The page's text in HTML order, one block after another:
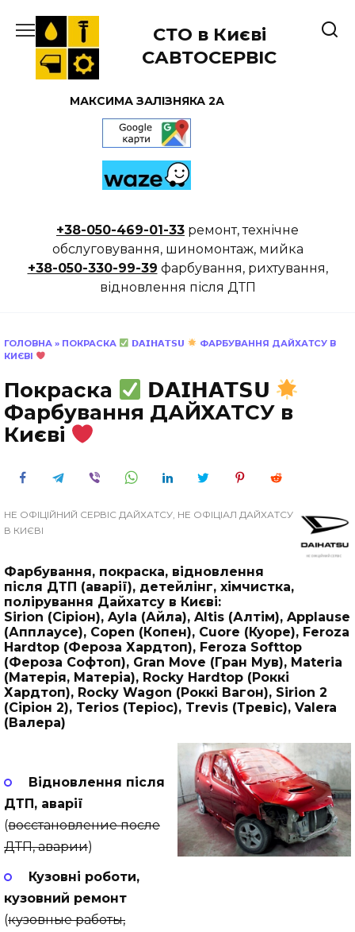
до
вмісту
СТО в Києві
САВТОСЕРВІС
МАКСИМА ЗАЛІЗНЯКА 2А
+38-050-469-01-33 ремонт, технічне
обслуговування, шиномонтаж, мийка
+38-050-330-99-39 фарбування, рихтування,
відновлення після ДТП
ГОЛОВНА » ПОКРАСКА 𝗗𝗔𝗜𝗛𝗔𝗧𝗦𝗨
ФАРБУВАННЯ ДАЙХАТСУ В
КИЄВІ
Покраска
𝗗𝗔𝗜𝗛𝗔𝗧𝗦𝗨
Фарбування ДАЙХАТСУ в
Києві
НЕ ОФІЦІЙНИЙ СЕРВІС ДАЙХАТСУ, НЕ ОФІЦІАЛ ДАЙХАТСУ
В КИЄВІ
Фарбування, покраска, відновлення
після ДТП (аварії), детейлінг, хімчистка,
полірування Дайхатсу в Києві:
Sirion (Сіріон), Ayla (Айла), Altis (Алтім), Applause
(Апплаусе), Copen (Копен), Cuore (Куоре), Feroza
Hardtop (Фероза Хардтоп), Feroza Softtop
(Фероза Софтоп), Gran Move (Гран Мув), Materia
(Матерія, Матеріа), Rocky Hardtop (Роккі
Хардтоп), Rocky Wagon (Роккі Вагон), Sirion 2
(Сіріон 2), Terios (Теріос), Trevis (Тревіс), Valera
(Валера)
Відновлення після
ДТП, аварії
(восстановление после
ДТП, аварии)
Кузовні роботи,
кузовний ремонт
(кузовные работы,